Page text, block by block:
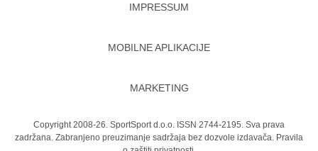
IMPRESSUM
MOBILNE APLIKACIJE
MARKETING
Copyright 2008-26. SportSport d.o.o. ISSN 2744-2195. Sva prava
zadržana. Zabranjeno preuzimanje sadržaja bez dozvole izdavača. Pravila